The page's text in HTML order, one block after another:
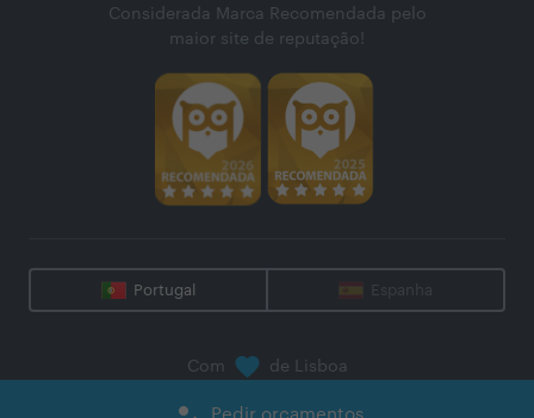
Considerada Marca Recomendada pelo
maior site de reputação!
Portugal Espanha
Com de Lisboa
Zaask - Plataforma Digital, S.A.